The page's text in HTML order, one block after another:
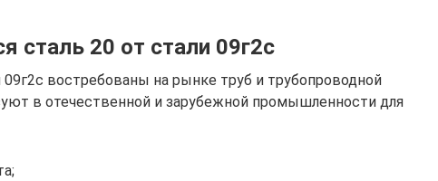
сталь 20 от стали 09г2с
востребованы на рынке труб и трубопроводной
в отечественной и зарубежной промышленности для